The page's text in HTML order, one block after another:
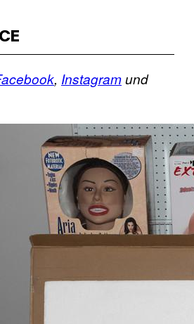
, Instagramund